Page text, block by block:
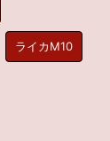
ライカM10